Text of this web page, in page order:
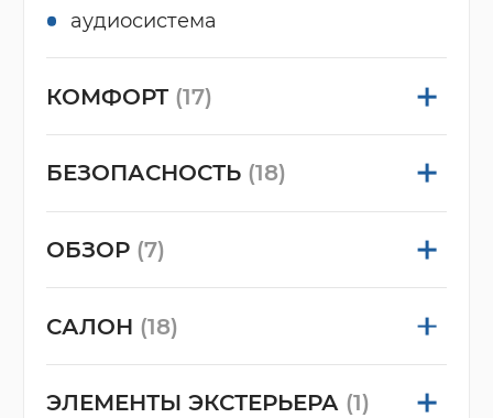
аудиосистема
КОМФОРТ (17)
БЕЗОПАСНОСТЬ (18)
ОБЗОР (7)
САЛОН (18)
ЭЛЕМЕНТЫ ЭКСТЕРЬЕРА (1)